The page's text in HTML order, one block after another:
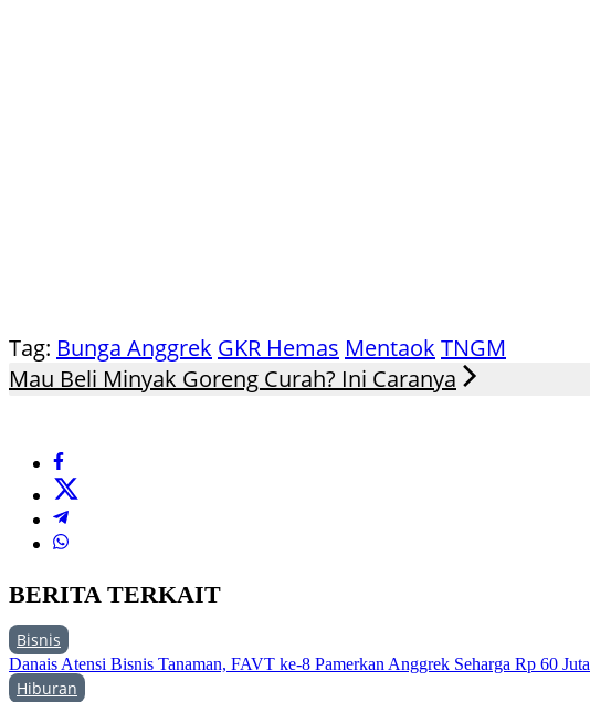
Tag: Bunga Anggrek GKR Hemas Mentaok TNGM
Mau Beli Minyak Goreng Curah? Ini Caranya
BERITA TERKAIT
Bisnis
Danais Atensi Bisnis Tanaman, FAVT ke-8 Pamerkan Anggrek Seharga Rp 60 Juta
Hiburan